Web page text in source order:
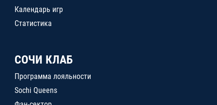
Календарь игр
Статистика
СОЧИ КЛАБ
Программа лояльности
Sochi Queens